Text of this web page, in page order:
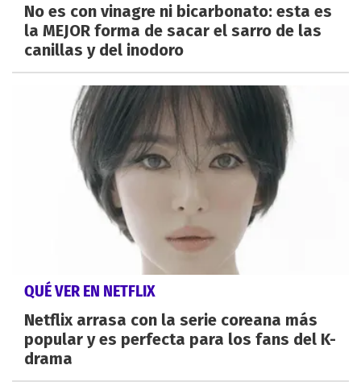
No es con vinagre ni bicarbonato: esta es
la MEJOR forma de sacar el sarro de las
canillas y del inodoro
QUÉ VER EN NETFLIX
Netflix arrasa con la serie coreana más
popular y es perfecta para los fans del K-
drama